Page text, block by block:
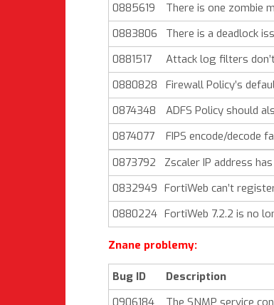
0885619
There is one zombie
0883806
There is a deadlock
0881517
Attack log filters
0880828
Firewall Policy’s
0874348
ADFS Policy should
0874077
FIPS encode/decode
0873792
Zscaler IP address
0832949 FortiWeb can’t
0880224 FortiWeb 7.2.2 is no
Znane problemy:
Bug ID
Description
0906184
The SNMP service